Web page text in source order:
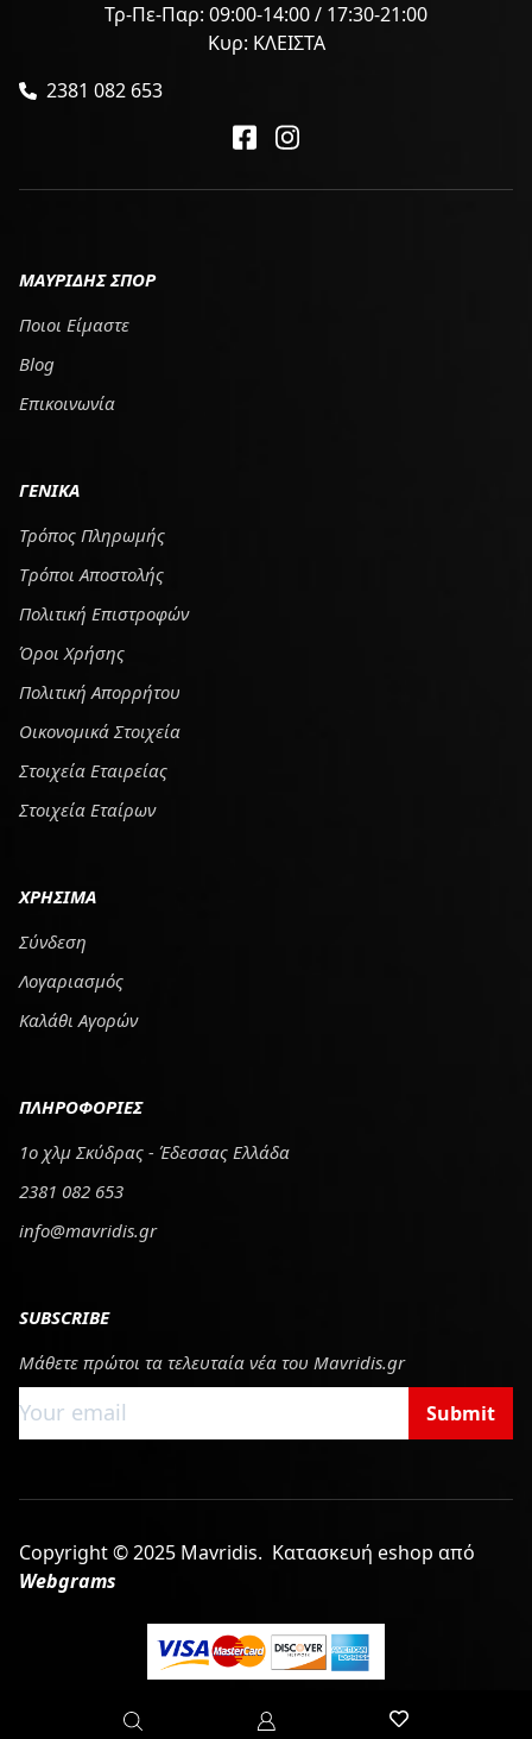
Τρ-Πε-Παρ: 09:00-14:00 / 17:30-21:00
Κυρ: ΚΛΕΙΣΤΑ
2381 082 653
ΜΑΥΡΙΔΗΣ ΣΠΟΡ
Ποιοι Είμαστε
Blog
Επικοινωνία
ΓΕΝΙΚΑ
Τρόπος Πληρωμής
Tρόποι Αποστολής
Πολιτική Επιστροφών
Όροι Χρήσης
Πολιτική Απορρήτου
Οικονομικά Στοιχεία
Στοιχεία Εταιρείας
Στοιχεία Εταίρων
ΧΡΗΣΙΜΑ
Σύνδεση
Λογαριασμός
Καλάθι Αγορών
ΠΛΗΡΟΦΟΡΙΕΣ
1ο χλμ Σκύδρας - Έδεσσας Ελλάδα
2381 082 653
info@mavridis.gr
SUBSCRIBE
Μάθετε πρώτοι τα τελευταία νέα του Mavridis.gr
Submit
Copyright © 2025 Mavridis. Κατασκευή eshop από
Webgrams